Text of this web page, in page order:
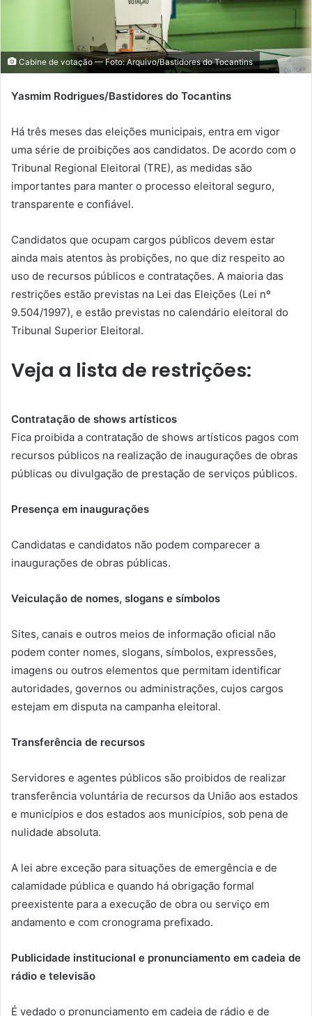
a
i
l
Cabine de votação — Foto: Arquivo/Bastidores do Tocantins
Yasmim Rodrigues/Bastidores do Tocantins
Há três meses das eleições municipais, entra em vigor
uma série de proibições aos candidatos. De acordo com o
Tribunal Regional Eleitoral (TRE), as medidas são
importantes para manter o processo eleitoral seguro,
transparente e confiável.
Candidatos que ocupam cargos públicos devem estar
ainda mais atentos às probições, no que diz respeito ao
uso de recursos públicos e contratações. A maioria das
restrições estão previstas na Lei das Eleições (Lei nº
9.504/1997), e estão previstas no calendário eleitoral do
Tribunal Superior Eleitoral.
Veja a lista de restrições:
Contratação de shows artísticos
Fica proibida a contratação de shows artísticos pagos com
recursos públicos na realização de inaugurações de obras
públicas ou divulgação de prestação de serviços públicos.
Presença em inaugurações
Candidatas e candidatos não podem comparecer a
inaugurações de obras públicas.
Veiculação de nomes, slogans e símbolos
Sites, canais e outros meios de informação oficial não
podem conter nomes, slogans, símbolos, expressões,
imagens ou outros elementos que permitam identificar
autoridades, governos ou administrações, cujos cargos
estejam em disputa na campanha eleitoral.
Transferência de recursos
Servidores e agentes públicos são proibidos de realizar
transferência voluntária de recursos da União aos estados
e municípios e dos estados aos municípios, sob pena de
nulidade absoluta.
A lei abre exceção para situações de emergência e de
calamidade pública e quando há obrigação formal
preexistente para a execução de obra ou serviço em
andamento e com cronograma prefixado.
Publicidade institucional e pronunciamento em cadeia de
rádio e televisão
É vedado o pronunciamento em cadeia de rádio e de